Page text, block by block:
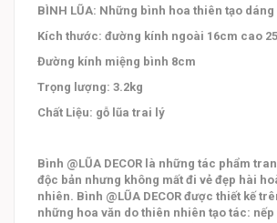
BÌNH LŨA: Những bình hoa thiên tạo dáng
Kích thước: đường kính ngoài 16cm cao
Đường kính miệng bình 8cm
Trọng lượng: 3.2kg
Chất Liệu: gỗ lũa trai lý
Bình @LŨA DECOR là những tác phẩm
độc bản nhưng không mất đi vẻ đẹp hài
nhiên. Bình @LŨA DECOR được thiết kế
những hoa văn do thiên nhiên tạo tác: